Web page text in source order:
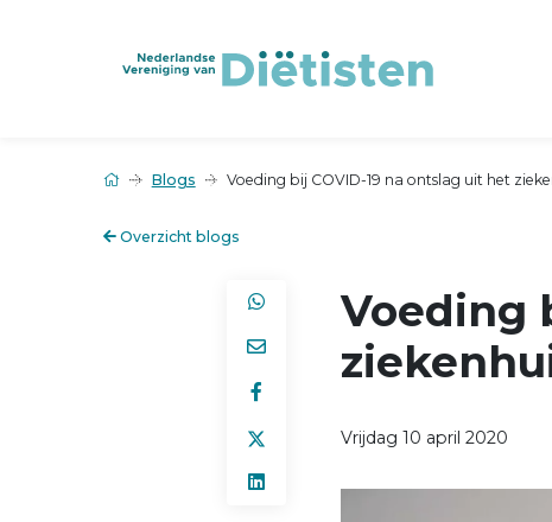
Blogs Voeding bij COVID-19 na ontslag uit het
Overzicht blogs
Voeding
Vrijdag 10 april 2020